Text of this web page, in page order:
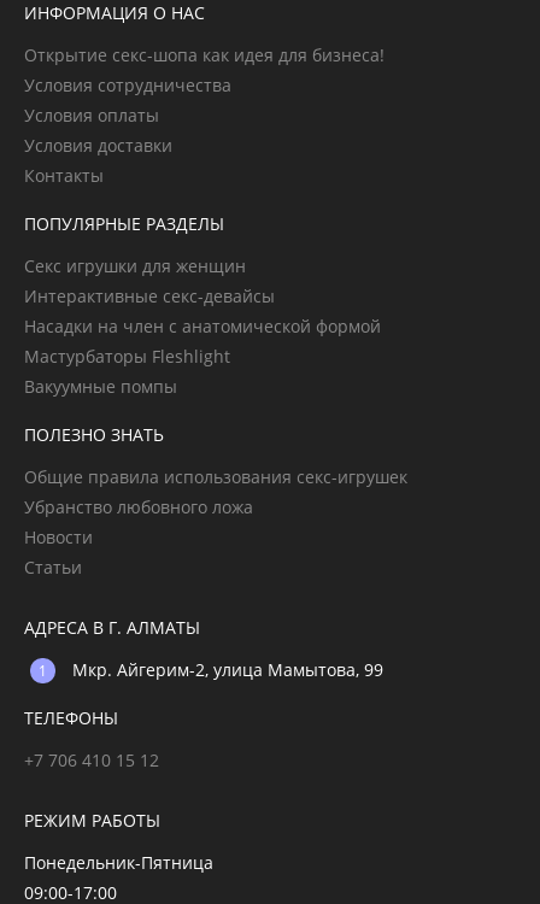
ИНФОРМАЦИЯ О НАС
Открытие секс-шопа как идея для бизнеса!
Условия сотрудничества
Условия оплаты
Условия доставки
Контакты
ПОПУЛЯРНЫЕ РАЗДЕЛЫ
Секс игрушки для женщин
Интерактивные секс-девайсы
Насадки на член с анатомической формой
Мастурбаторы Fleshlight
Вакуумные помпы
ПОЛЕЗНО ЗНАТЬ
Общие правила использования секс-игрушек
Убранство любовного ложа
Новости
Статьи
АДРЕСА В Г. АЛМАТЫ
Мкр. Айгерим-2, улица Мамытова, 99
ТЕЛЕФОНЫ
+7 706 410 15 12
РЕЖИМ РАБОТЫ
Понедельник-Пятница
09:00-17:00